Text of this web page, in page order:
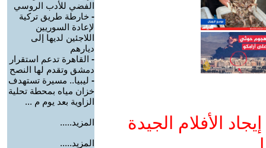
الأفلام الجيدة
الفضي للأدب الروسي
- خارطة طريق تركية
لإعادة السوريين
اللاجئين لديها إلى
ديارهم
- القاهرة تدعم استقرار
دمشق وتقدم لها النصح
- ليبيا.. مسيرة تستهدف
خزان مياه بمحطة تحلية
الزاوية بعد يوم م ...
المزيد.....
المزيد.....